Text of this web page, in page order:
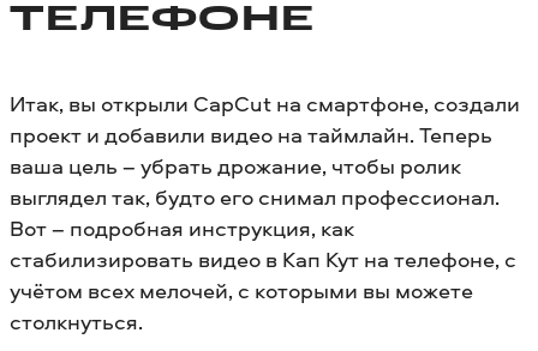
ТЕЛЕФОНЕ
Итак, вы открыли CapCut на смартфоне, создали
проект и добавили видео на таймлайн. Теперь
ваша цель – убрать дрожание, чтобы ролик
выглядел так, будто его снимал профессионал.
Вот – подробная инструкция, как
стабилизировать видео в Кап Кут на телефоне, с
учётом всех мелочей, с которыми вы можете
столкнуться.